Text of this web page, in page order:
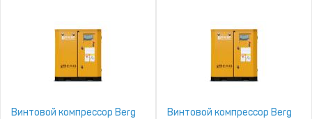
Винтовой компрессор Berg
Винтовой компрессор Berg